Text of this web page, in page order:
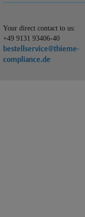
Your direct contact to us:
+49 9131 93406-40
bestellservice@thieme-
compliance.de